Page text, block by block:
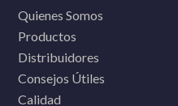
Quienes Somos
Productos
Distribuidores
Consejos Útiles
Calidad